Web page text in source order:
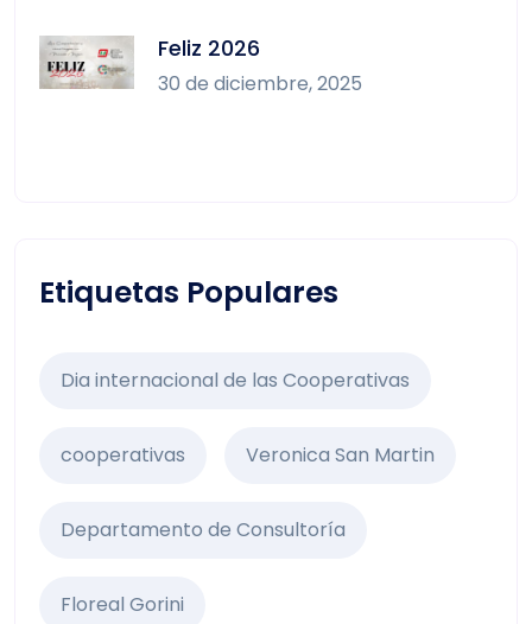
Feliz 2026
30 de diciembre, 2025
Etiquetas Populares
Dia internacional de las Cooperativas
cooperativas Veronica San Martin
Departamento de Consultoría
Floreal Gorini